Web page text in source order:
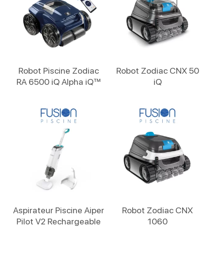
Robot Piscine Zodiac
RA 6500 iQ Alpha iQ™
Robot Zodiac CNX 50
iQ
Aspirateur Piscine Aiper
Pilot V2 Rechargeable
Robot Zodiac CNX
1060